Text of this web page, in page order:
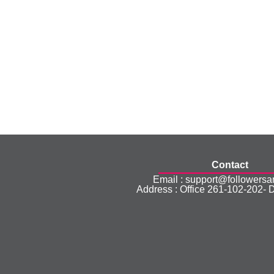
Contact
Email :
Address : Office 261-102-202-